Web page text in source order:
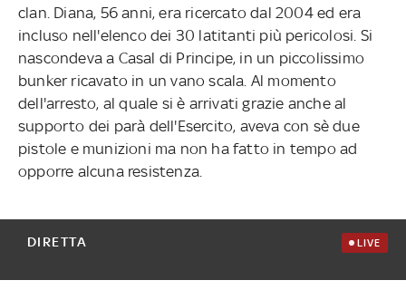
clan. Diana, 56 anni, era ricercato dal 2004 ed era
incluso nell'elenco dei 30 latitanti più pericolosi. Si
nascondeva a Casal di Principe, in un piccolissimo
bunker ricavato in un vano scala. Al momento
dell'arresto, al quale si è arrivati grazie anche al
supporto dei parà dell'Esercito, aveva con sè due
pistole e munizioni ma non ha fatto in tempo ad
opporre alcuna resistenza.
DIRETTA LIVE